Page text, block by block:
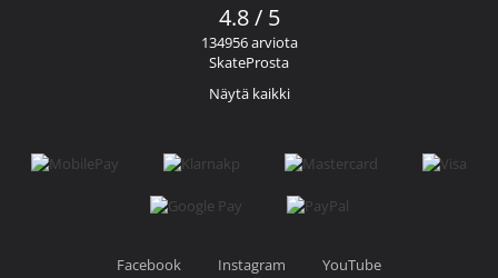
4.8 / 5
134956 arviota
SkateProsta
Näytä kaikki
Facebook Instagram YouTube